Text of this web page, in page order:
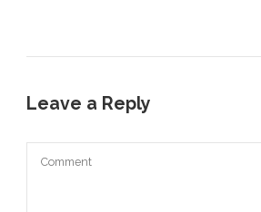
Leave a Reply